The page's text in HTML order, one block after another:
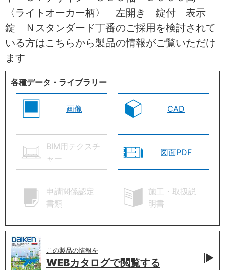
〈ライトオーカー柄〉 左開き 錠付 表示
錠 Ｎスタンダード丁番のご採用を検討されて
いる方はこちらから製品の情報がご覧いただけ
ます
各種データ・ライブラリー
画像 CAD
BIM用テクスチ
ャー
図面PDF
申請関係認定
書類
施工・取扱説
明書
この製品の情報を
WEBカタログで閲覧する